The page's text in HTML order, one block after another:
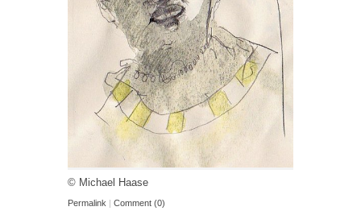
© Michael Haase
Permalink | Comment (0)